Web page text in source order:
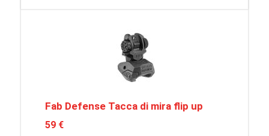
Fab Defense Tacca di mira flip up
59 €